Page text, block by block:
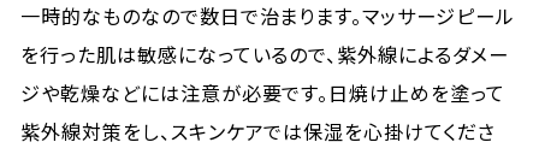
一時的なものなので数日で治まります。マッサージピール
を行った肌は敏感になっているので、紫外線によるダメー
ジや乾燥などには注意が必要です。日焼け止めを塗って
紫外線対策をし、スキンケアでは保湿を心掛けてくださ